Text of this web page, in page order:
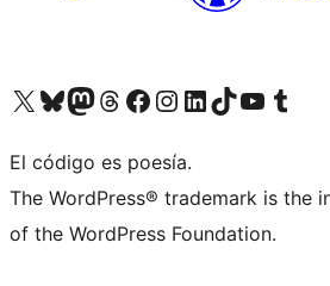
Visit our X (formerly Twitter) account
Visit our Bluesky account
Visita nuestra cuenta de Twitter
Visit our Threads account
Visita nuestra página de Facebook
Visite nuestra cuenta de Instagram
Visit our LinkedIn account
Visit our TikTok account
Visit our YouTube channel
Visit our
El código es poesía.
The WordPress® trademark is the
of the WordPress Foundation.